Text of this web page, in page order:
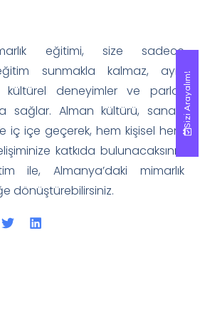
eğitimi, size sadece
sunmakla kalmaz, aynı
deneyimler ve parlak
sağlar. Alman kültürü, sanatı,
iç içe geçerek, hem kişisel hem
katkıda bulunacaksınız.
ile, Almanya’daki mimarlık
dönüştürebilirsiniz.
Sizi Arayalım!
Sizi Arayalım!